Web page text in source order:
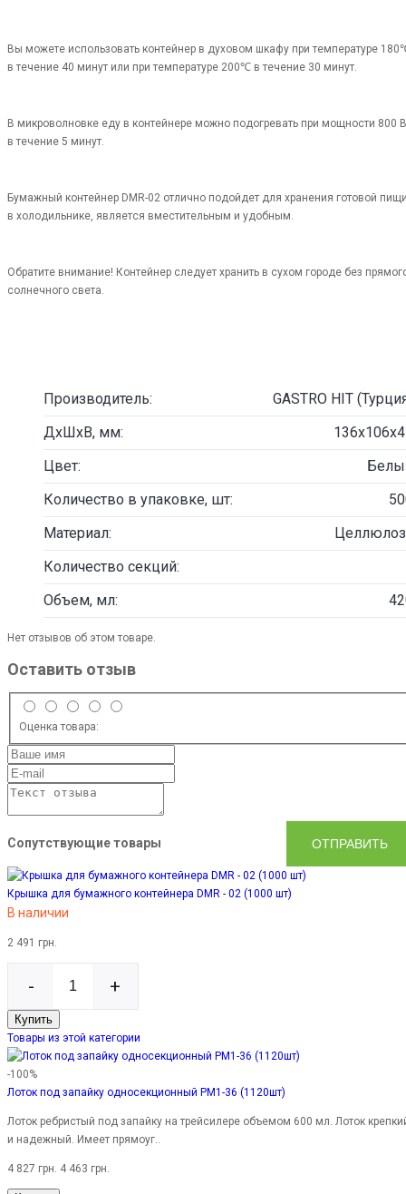
Вы можете использовать контейнер в духовом шкафу при температуре
в течение 40 минут или при температуре 200℃ в течение 30 минут.
В микроволновке еду в контейнере можно подогревать при мощности 800
в течение 5 минут.
Бумажный контейнер DMR-02 отлично подойдет для хранения готовой
в холодильнике, является вместительным и удобным.
Обратите внимание! Контейнер следует хранить в сухом городе без
солнечного света.
Производитель:
GASTRO HIT
ДxШхВ, мм:
Цвет:
Количество в упаковке, шт:
Материал:
Количество секций:
Объем, мл:
Нет отзывов об этом товаре.
Оставить отзыв
Оценка товара:
ОТПРАВИТЬ
Сопутствующие товары
Крышка для бумажного контейнера DMR - 02 (1000 шт)
В наличии
2 491 грн.
- +
Купить
Товары из этой категории
-100%
Лоток под запайку односекционный PM1-36 (1120шт)
Лоток ребристый под запайку на трейсилере объемом 600 мл. Лоток
и надежный. Имеет прямоуг..
4 827 грн. 4 463 грн.